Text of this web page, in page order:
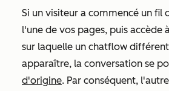
Si un visiteur a commencé un fil
l'une de vos pages, puis accède
sur laquelle un chatflow
apparaître, la conversation se
d'origine. Par conséquent,